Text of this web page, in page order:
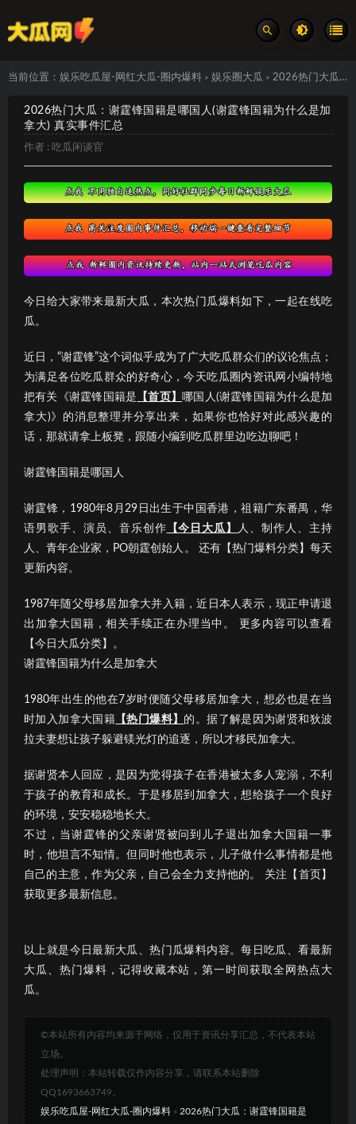
当前位置： 娱乐吃瓜屋-网红大瓜-圈内爆料 > 娱乐圈大瓜 > 2026热门大瓜：谢霆锋国籍是哪国人(谢霆锋国籍为什么是加拿大) 真实事件汇总
2026热门大瓜：谢霆锋国籍是哪国人(谢霆锋国籍为什么是加
拿大) 真实事件汇总
作者 : 吃瓜闲谈官
今日给大家带来最新大瓜，本次热门瓜爆料如下，一起在线吃
瓜。
近日，“谢霆锋”这个词似乎成为了广大吃瓜群众们的议论焦点；
为满足各位吃瓜群众的好奇心，今天吃瓜圈内资讯网小编特地
把有关《谢霆锋国籍是 【首页】 哪国人(谢霆锋国籍为什么是加
拿大)》的消息整理并分享出来，如果你也恰好对此感兴趣的
话，那就请拿上板凳，跟随小编到吃瓜群里边吃边聊吧！
谢霆锋国籍是哪国人
谢霆锋，1980年8月29日出生于中国香港，祖籍广东番禺，华
语男歌手、演员、音乐创作 【今日大瓜】
人、制作人、主持
人、青年企业家，PO朝霆创始人。 还有【热门爆料分类】每天
更新内容。
1987年随父母移居加拿大并入籍，近日本人表示，现正申请退
出加拿大国籍，相关手续正在办理当中。 更多内容可以查看
【今日大瓜分类】。
谢霆锋国籍为什么是加拿大
1980年出生的他在7岁时便随父母移居加拿大，想必也是在当
时加入加拿大国籍 【热门爆料】 的。据了解是因为谢贤和狄波
拉夫妻想让孩子躲避镁光灯的追逐，所以才移民加拿大。
据谢贤本人回应，是因为觉得孩子在香港被太多人宠溺，不利
于孩子的教育和成长。于是移居到加拿大，想给孩子一个良好
的环境，安安稳稳地长大。
不过，当谢霆锋的父亲谢贤被问到儿子退出加拿大国籍一事
时，他坦言不知情。但同时他也表示，儿子做什么事情都是他
自己的主意，作为父亲，自己会全力支持他的。 关注【首页】
获取更多最新信息。
以上就是今日最新大瓜、热门瓜爆料内容。每日吃瓜、看最新
大瓜、热门爆料，记得收藏本站，第一时间获取全网热点大
瓜。
©本站所有内容均来源于网络，仅用于资讯分享汇总，不代表本站
立场。
处理声明：本站转载仅作内容分享，请联系本站删除
QQ1693663749。
娱乐吃瓜屋-网红大瓜-圈内爆料 » 2026热门大瓜：谢霆锋国籍是